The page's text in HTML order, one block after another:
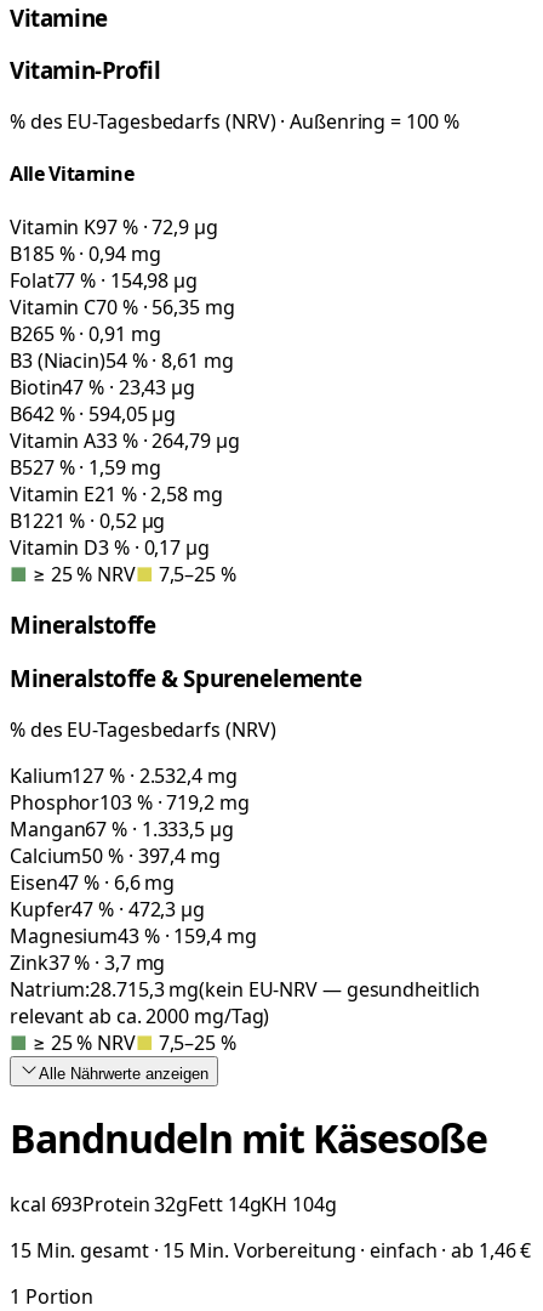
Vitamine
Vitamin-Profil
% des EU-Tagesbedarfs (NRV) · Außenring = 100 %
Alle Vitamine
Vitamin K97 % · 72,9 µg
B185 % · 0,94 mg
Folat77 % · 154,98 µg
Vitamin C70 % · 56,35 mg
B265 % · 0,91 mg
B3 (Niacin)54 % · 8,61 mg
Biotin47 % · 23,43 µg
B642 % · 594,05 µg
Vitamin A33 % · 264,79 µg
B527 % · 1,59 mg
Vitamin E21 % · 2,58 mg
B1221 % · 0,52 µg
Vitamin D3 % · 0,17 µg
■ ≥ 25 % NRV■ 7,5–25 %
Mineralstoffe
Mineralstoffe & Spurenelemente
% des EU-Tagesbedarfs (NRV)
Kalium127 % · 2.532,4 mg
Phosphor103 % · 719,2 mg
Mangan67 % · 1.333,5 µg
Calcium50 % · 397,4 mg
Eisen47 % · 6,6 mg
Kupfer47 % · 472,3 µg
Magnesium43 % · 159,4 mg
Zink37 % · 3,7 mg
Natrium:28.715,3mg(kein EU-NRV — gesundheitlich
relevant ab ca. 2000 mg/Tag)
■ ≥ 25 % NRV■ 7,5–25 %
Alle Nährwerte anzeigen
Bandnudeln mit Käsesoße
kcal 693Protein 32gFett 14gKH 104g
15 Min. gesamt · 15 Min. Vorbereitung · einfach · ab 1,46 €
1 Portion